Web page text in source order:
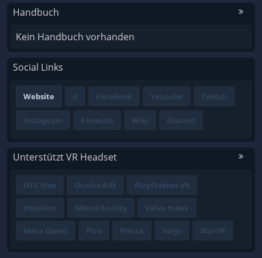
Handbuch
Kein Handbuch vorhanden
Social Links
Website X Facebook Youtube Twitch
Instagram Fanseite Wiki Discord
Unterstützt VR Headset
HTC Vive Oculus Rift PlayStation VR
Hololens Mixed Reality Valve Index
Meta Quest Pico Pimax Varjo StarVR